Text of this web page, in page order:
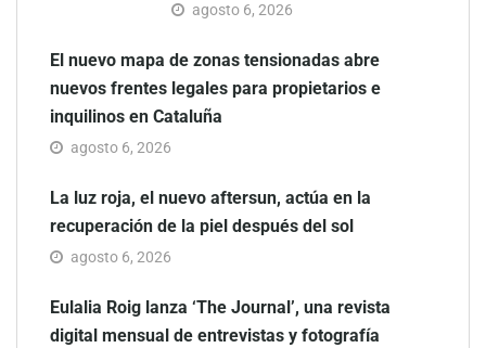
agosto 6, 2026
El nuevo mapa de zonas tensionadas abre
nuevos frentes legales para propietarios e
inquilinos en Cataluña
agosto 6, 2026
La luz roja, el nuevo aftersun, actúa en la
recuperación de la piel después del sol
agosto 6, 2026
Eulalia Roig lanza ‘The Journal’, una revista
digital mensual de entrevistas y fotografía